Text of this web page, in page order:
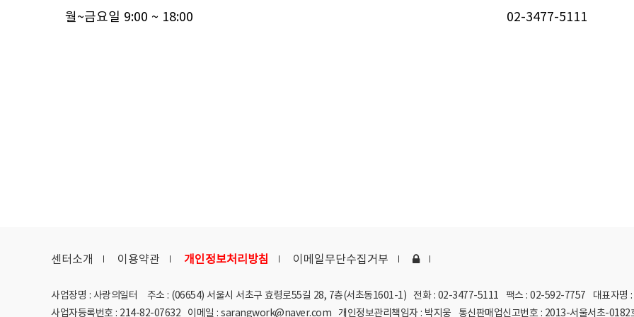
월~금요일 9:00 ~ 18:00 02-3477-5111
센터소개 이용약관 개인정보처리방침 이메일무단수집거부
사업장명 : 사랑의일터 주소 : (06654) 서울시 서초구 효령로55길 28, 7층(서초동1601-1) 전화 : 02-3477-5111 팩스 : 02-592-7757 대표자명
사업자등록번호 : 214-82-07632 이메일 : sarangwork@naver.com 개인정보관리책임자 : 박지웅 통신판매업신고번호 : 2013-서울서초-0182